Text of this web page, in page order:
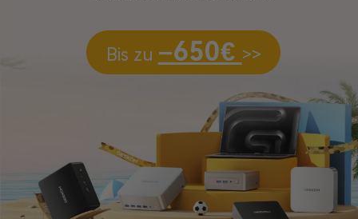
Bis zu –650€ >>